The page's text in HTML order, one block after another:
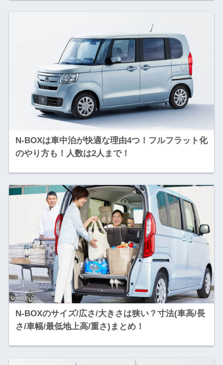
N-BOXは車中泊が快適な理由4つ！フルフラット化
のやり方も！人数は2人まで！
N-BOXのサイズ/広さ/大きさは狭い？寸法(車高/長
さ/車幅/最低地上高/重さ)まとめ！